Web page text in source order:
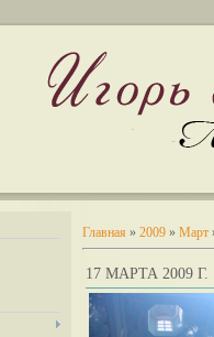
Главная » 2009 » Март
17 МАРТА 2009 Г.